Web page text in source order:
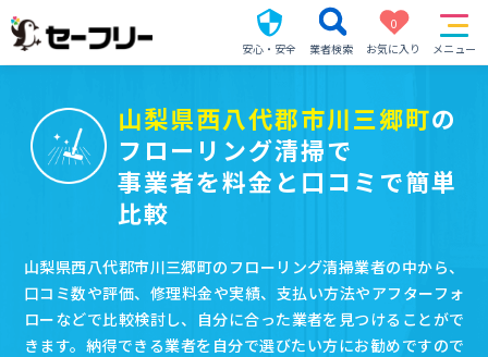
安心・安全 業者検索
0
お気に入り
メニュー
山梨県西八代郡市川三郷町の
フローリング清掃で
事業者を料金と口コミで簡単
比較
山梨県西八代郡市川三郷町のフローリング清掃業者の中から、
口コミ数や評価、修理料金や実績、支払い方法やアフターフォ
ローなどで比較検討し、自分に合った業者を見つけることがで
きます。納得できる業者を自分で選びたい方にお勧めですので